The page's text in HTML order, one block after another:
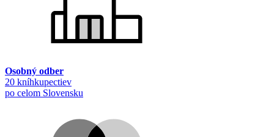
Osobný odber
20 kníhkupectiev
po celom Slovensku